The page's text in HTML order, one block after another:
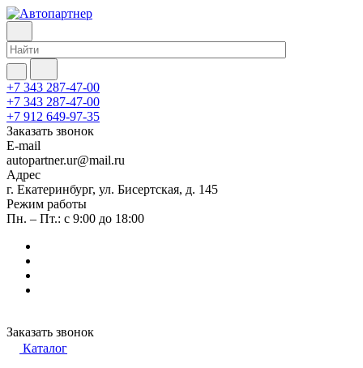
+7 343 287-47-00
+7 343 287-47-00
+7 912 649-97-35
Заказать звонок
E-mail
autopartner.ur@mail.ru
Адрес
г. Екатеринбург, ул. Бисертская, д. 145
Режим работы
Пн. – Пт.: с 9:00 до 18:00
Заказать звонок
Каталог